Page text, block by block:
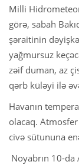
Milli
görə, sabah
şəraitinin
yağmursuz
zəif duman, az
qərb küləyi ilə
Havanın
olacaq.
civə sütununa
Noyabrın 10-da